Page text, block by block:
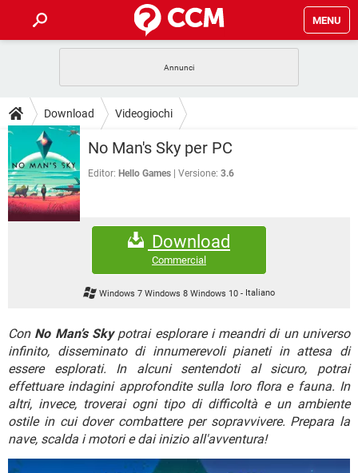
MENU
INTRATTENIMENTO
WINDOWS 10
INSTAGRAM WHATSAPP
TIKTOK
GUIDE
COVID-19
INTRATTENIMENTO
iOS
INSTAGRAM
FACEBOOK
DOWNLOAD
COVID-19 GAMING
INTRATTENIMENTO
WINDOWS 10
WHATSAPP
FORUM
COVID-19
ANDROID
WINDOWS 10
WHATSAPP
HARDWARE
GLOSSARIO
GAMING
INSTAGRAM WHATSAPP
FACEBOOK
HARDWARE
Download Videogiochi
No Man's Sky per PC
Editor: Hello Games Versione: 3.6
Download
Commercial
Windows 7 Windows 8 Windows 10- Italiano
Con No Man’s Skypotrai esplorare i meandri di un universo
infinito, disseminato di innumerevoli pianeti in attesa di
essere esplorati. In alcuni sentendoti al sicuro, potrai
effettuare indagini approfondite sulla loro flora e fauna. In
altri, invece, troverai ogni tipo di difficoltà e un ambiente
ostile in cui dover combattere per sopravvivere. Prepara la
nave, scalda i motori e dai inizio all'avventura!